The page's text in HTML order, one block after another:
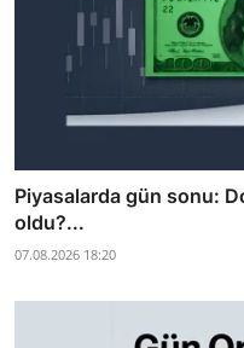
Piyasalarda gün sonu:
oldu?...
07.08.2026 18:20